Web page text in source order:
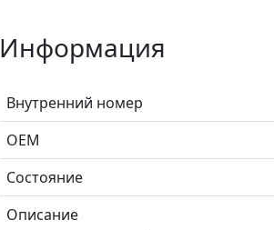
Информация
Внутренний номер
ОЕМ
Состояние
Описание